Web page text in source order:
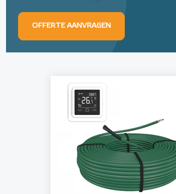
OFFERTE AANVRAGEN